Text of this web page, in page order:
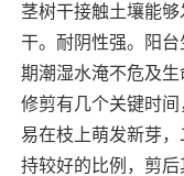
茎树干接触土壤能
干。耐阴性强。阳
期潮湿水淹不危及生
修剪有几个关键时
易在枝上萌发新芽
持较好的比例，剪